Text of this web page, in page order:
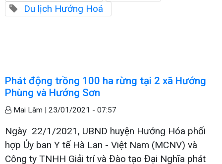
Du lịch Hướng Hoá
Phát động trồng 100 ha rừng tại 2 xã Hướng
Phùng và Hướng Sơn
Mai Lâm | 23/01/2021 - 07:57
Ngày 22/1/2021, UBND huyện Hướng Hóa phối
hợp Ủy ban Y tế Hà Lan - Việt Nam (MCNV) và
Công ty TNHH Giải trí và Đào tạo Đại Nghĩa phát